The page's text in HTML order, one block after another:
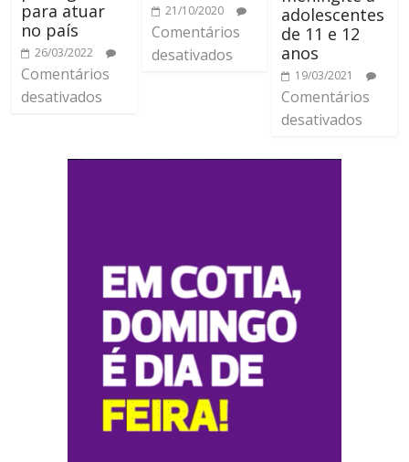
para atuar
no país
26/03/2022
Comentários
desativados
21/10/2020
Comentários
desativados
adolescentes
de 11 e 12
anos
19/03/2021
Comentários
desativados